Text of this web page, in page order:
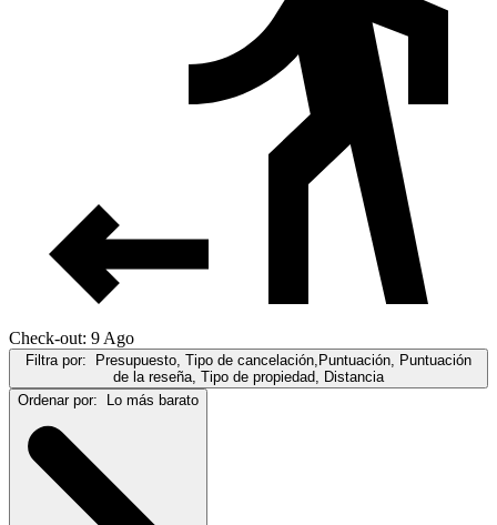
Check-out: 9 Ago
Filtra por:
Presupuesto, Tipo de cancelación,Puntuación, Puntuación
de la reseña, Tipo de propiedad, Distancia
Ordenar por:
Lo más barato